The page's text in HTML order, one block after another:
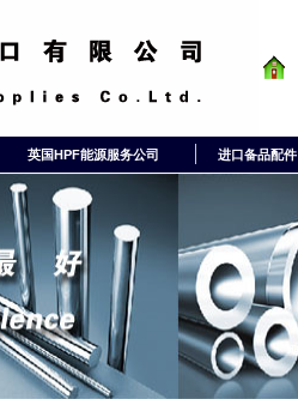
英国HPF能源服务公司 进口备品配件